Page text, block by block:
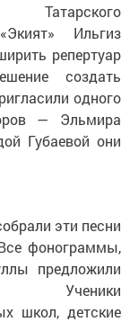
Татарского
Ильгиз
репертуар
создать
одного
— Эльмира
Губаевой они
эти песни
фонограммы,
предложили
Ученики
школ, детские